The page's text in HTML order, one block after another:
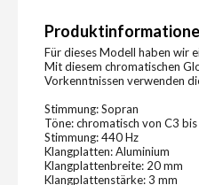
Für dieses Modell haben wir
Mit diesem chromatischen
Vorkenntnissen verwenden
Stimmung: Sopran
Töne: chromatisch von C3
Stimmung: 440 Hz
Klangplatten: Aluminium
Klangplattenbreite: 20 mm
Klangplattenstärke: 3 mm